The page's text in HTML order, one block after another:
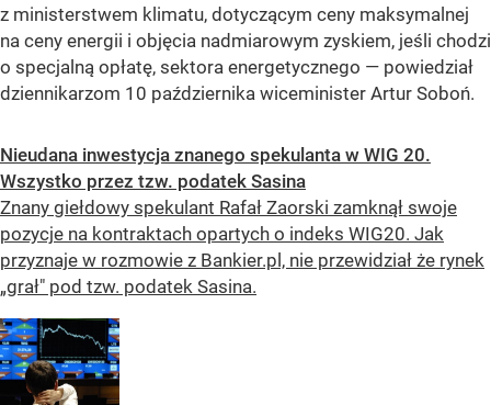
z ministerstwem klimatu, dotyczącym ceny maksymalnej
na ceny energii i objęcia nadmiarowym zyskiem, jeśli chodzi
o specjalną opłatę, sektora energetycznego — powiedział
dziennikarzom 10 października wiceminister Artur Soboń.
Nieudana inwestycja znanego spekulanta w WIG 20.
Wszystko przez tzw. podatek Sasina
Znany giełdowy spekulant Rafał Zaorski zamknął swoje
pozycje na kontraktach opartych o indeks WIG20. Jak
przyznaje w rozmowie z Bankier.pl, nie przewidział że rynek
„grał" pod tzw. podatek Sasina.